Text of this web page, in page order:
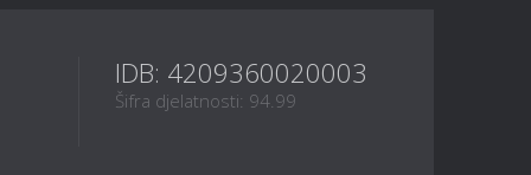
IDB: 4209360020003
Šifra djelatnosti: 94.99